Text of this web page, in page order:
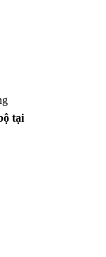
tại